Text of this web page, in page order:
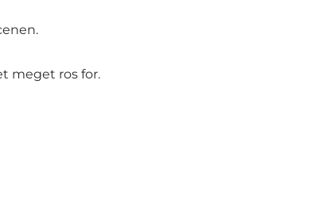
meget ros for.